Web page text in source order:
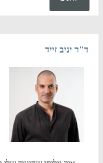
ד"ר יניב זייד